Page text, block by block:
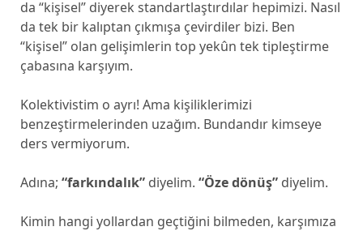
da “kişisel” diyerek standartlaştırdılar hepimizi. Nasıl
da tek bir kalıptan çıkmışa çevirdiler bizi. Ben
“kişisel” olan gelişimlerin top yekûn tek tipleştirme
çabasına karşıyım.
Kolektivistim o ayrı! Ama kişiliklerimizi
benzeştirmelerinden uzağım. Bundandır kimseye
ders vermiyorum.
Adına; “farkındalık”diyelim. “Öze dönüş”diyelim.
Kimin hangi yollardan geçtiğini bilmeden, karşımıza